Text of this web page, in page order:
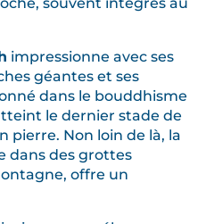
impressionne avec ses
géantes et ses
dans le bouddhisme
le dernier stade de
pierre. Non loin de là, la
dans des grottes
offre un